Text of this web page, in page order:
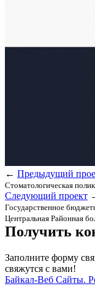
← Предыдущий
Стоматологическая
Следующий проект
Государственное
Центральная Районная
Получить
Заполните форму
свяжутся с вами!
Байкал-Веб Сайты.